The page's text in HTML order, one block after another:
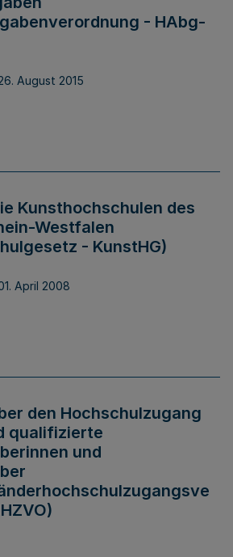
- HAbg-
August 2015
Kunsthochschulen des
Westfalen
- KunstHG)
April 2008
den Hochschulzugang
qualifizierte
und